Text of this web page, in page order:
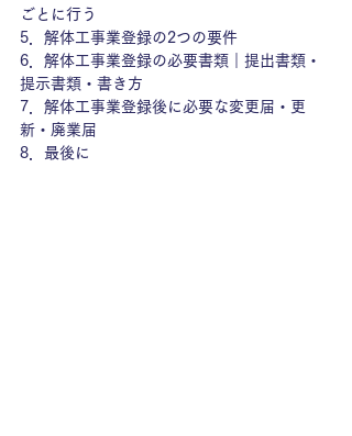
ごとに行う
5． 解体工事業登録の2つの要件
6． 解体工事業登録の必要書類｜提出書類・
提示書類・書き方
7． 解体工事業登録後に必要な変更届・更
新・廃業届
8． 最後に